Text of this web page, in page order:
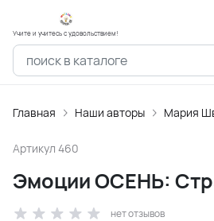
Учите и учитесь с удовольствием!
Главная Наши авторы Мария
Артикул 460
Эмоции ОСЕНЬ:
нет отзывов